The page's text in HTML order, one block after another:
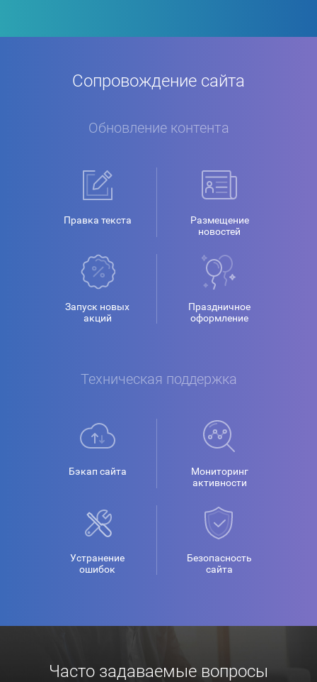
Сопровождение сайта
Обновление контента
Правка текста
Размещение
новостей
Запуск новых
акций
Праздничное
оформление
Техническая поддержка
Бэкап сайта
Мониторинг
активности
Устранение
ошибок
Безопасность
сайта
Часто задаваемые вопросы